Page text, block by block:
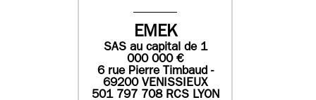
EMEK
SASau capital de 1
000 000€
6 rue Pierre Timbaud -
69200 VENISSIEUX
501 797 708 RCS LYON